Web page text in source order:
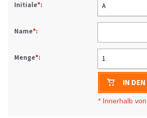
Initiale*: A
Name*:
Menge*: 1
IN
* Innerhalb